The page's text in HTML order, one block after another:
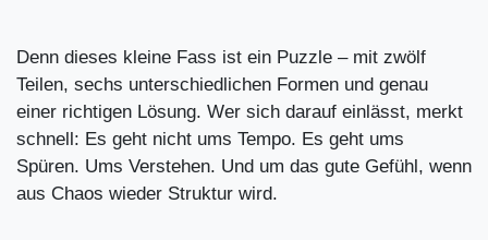
Denn dieses kleine Fass ist ein Puzzle – mit zwölf
Teilen, sechs unterschiedlichen Formen und genau
einer richtigen Lösung. Wer sich darauf einlässt, merkt
schnell: Es geht nicht ums Tempo. Es geht ums
Spüren. Ums Verstehen. Und um das gute Gefühl, wenn
aus Chaos wieder Struktur wird.